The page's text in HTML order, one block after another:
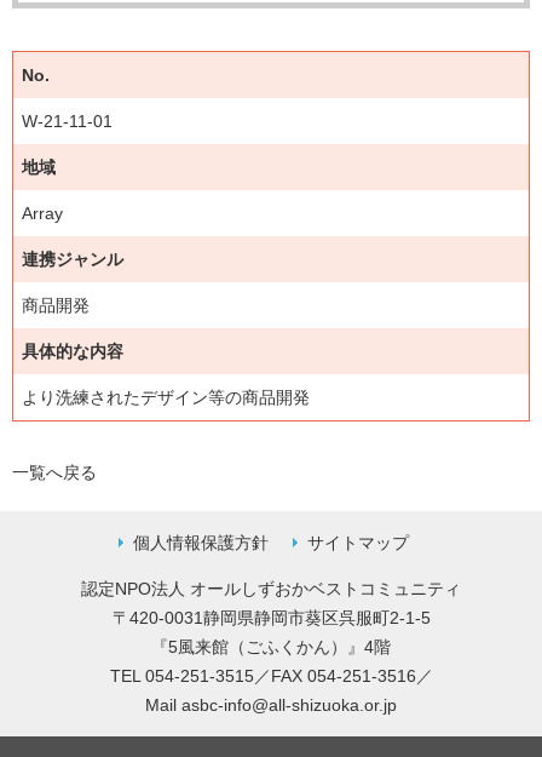
No.
W-21-11-01
地域
Array
連携ジャンル
商品開発
具体的な内容
より洗練されたデザイン等の商品開発
一覧へ戻る
個人情報保護方針 サイトマップ
認定NPO法人 オールしずおかベストコミュニティ
〒420-0031静岡県静岡市葵区呉服町2-1-5
『5風来館（ごふくかん）』4階
TEL 054-251-3515／FAX 054-251-3516／
Mail asbc-info@all-shizuoka.or.jp